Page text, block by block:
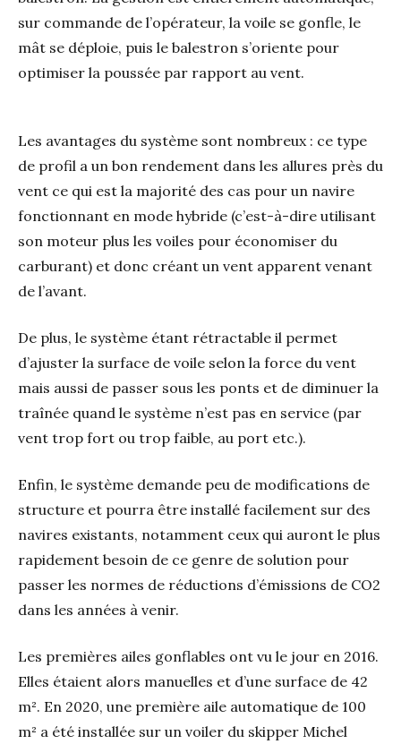
sur commande de l’opérateur, la voile se gonfle, le
mât se déploie, puis le balestron s’oriente pour
optimiser la poussée par rapport au vent.
Les avantages du système sont nombreux : ce type
de profil a un bon rendement dans les allures près du
vent ce qui est la majorité des cas pour un navire
fonctionnant en mode hybride (c’est-à-dire utilisant
son moteur plus les voiles pour économiser du
carburant) et donc créant un vent apparent venant
de l’avant.
De plus, le système étant rétractable il permet
d’ajuster la surface de voile selon la force du vent
mais aussi de passer sous les ponts et de diminuer la
traînée quand le système n’est pas en service (par
vent trop fort ou trop faible, au port etc.).
Enfin, le système demande peu de modifications de
structure et pourra être installé facilement sur des
navires existants, notamment ceux qui auront le plus
rapidement besoin de ce genre de solution pour
passer les normes de réductions d’émissions de CO2
dans les années à venir.
Les premières ailes gonflables ont vu le jour en 2016.
Elles étaient alors manuelles et d’une surface de 42
m². En 2020, une première aile automatique de 100
m² a été installée sur un voiler du skipper Michel